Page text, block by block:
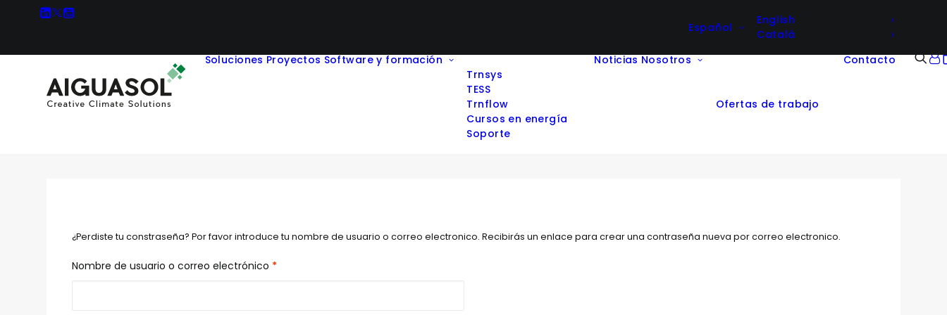
Español
English
Català
Soluciones Proyectos Software y formación
Trnsys
TESS
Trnflow
Cursos en energía
Soporte
Noticias Nosotros
Ofertas de trabajo
Contacto
¿Perdiste tu constraseña? Por favor introduce tu nombre de usuario o correo electronico. Recibirás un enlace para crear una contraseña nueva por correo electronico.
Nombre de usuario o correo electrónico *